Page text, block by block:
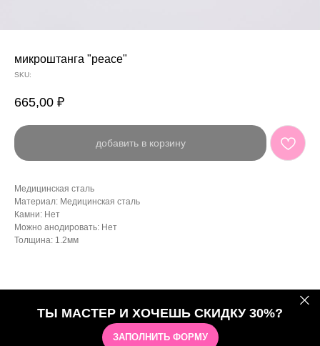
микроштанга "peace"
SKU:
665,00 ₽
добавить в корзину
Медицинская сталь
Материал: Медицинская сталь
Камни: Нет
Можно анодировать: Нет
Толщина: 1.2мм
ТЫ МАСТЕР И ХОЧЕШЬ СКИДКУ 30%?
ЗАПОЛНИТЬ ФОРМУ